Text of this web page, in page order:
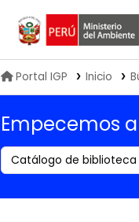
Portal IGP Inicio
Empecemos a
Search the